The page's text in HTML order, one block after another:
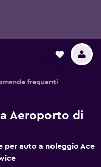
frequenti
Aeroporto di
auto a noleggio Ace